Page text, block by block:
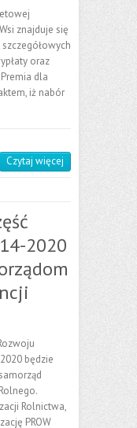
znajduje się
oraz
dla
iż nabór
Czytaj więcej
2020
będzie
Rolnictwa,
PROW